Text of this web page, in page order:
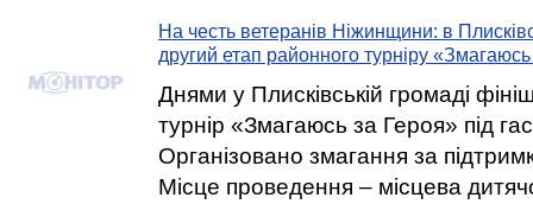
На честь ветеранів Ніжинщини: в
другий етап районного турніру
Днями у Плисківській громаді
турнір «Змагаюсь за Героя» під
Організовано змагання за
Місце проведення – місцева